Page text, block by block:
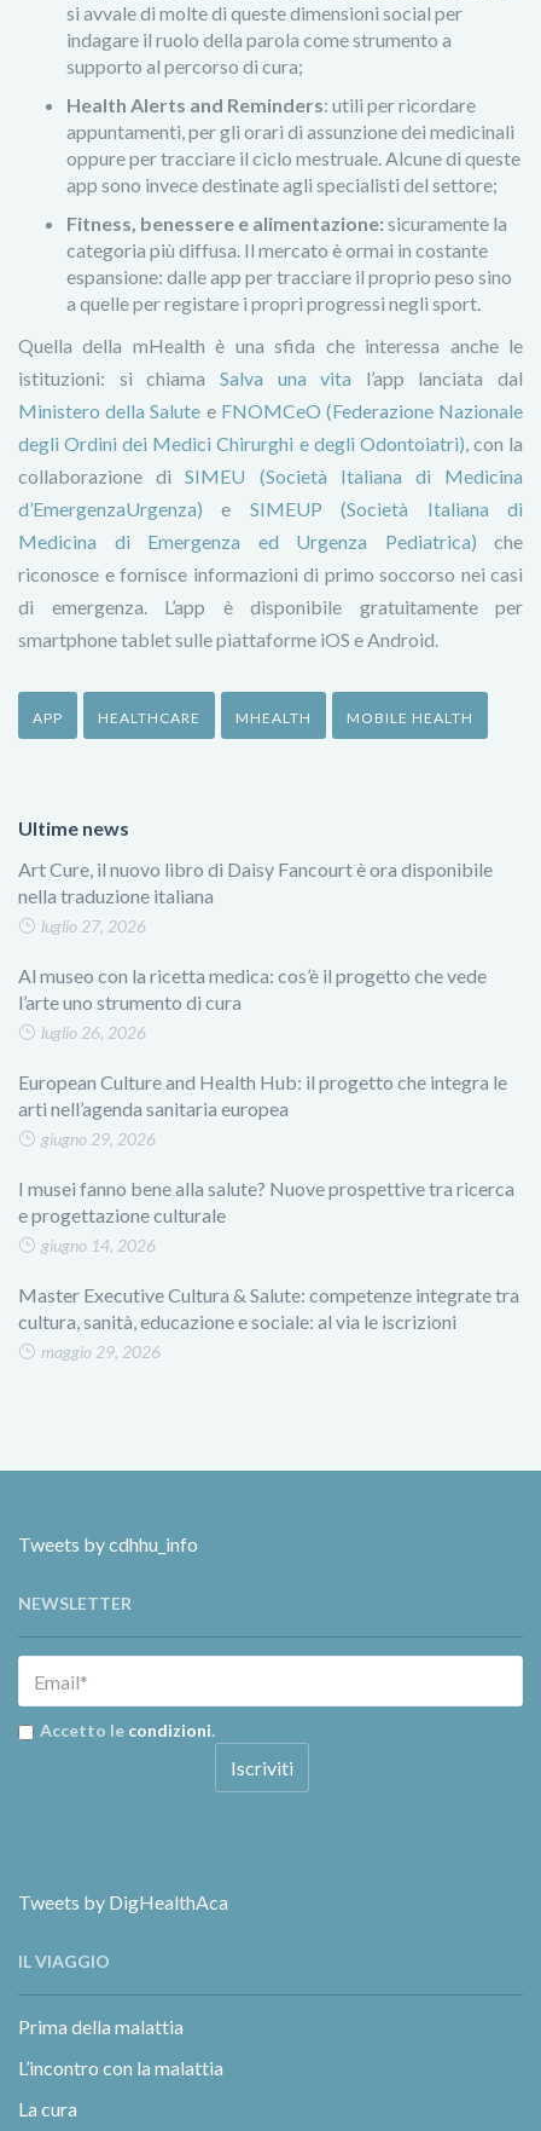
si avvale di molte di queste dimensioni social per
indagare il ruolo della parola come strumento a
supporto al percorso di cura;
Health Alerts and Reminders: utili per ricordare
appuntamenti, per gli orari di assunzione dei medicinali
oppure per tracciare il ciclo mestruale. Alcune di queste
app sono invece destinate agli specialisti del settore;
Fitness, benessere e alimentazione: sicuramente la
categoria più diffusa. Il mercato è ormai in costante
espansione: dalle app per tracciare il proprio peso sino
a quelle per registare i propri progressi negli sport.
Quella della mHealth è una sfida che interessa anche le
istituzioni: si chiama Salva una vita l’app lanciata dal
Ministero della Salute e FNOMCeO (Federazione Nazionale
degli Ordini dei Medici Chirurghi e degli Odontoiatri), con la
collaborazione diSIMEU (Società Italiana di Medicina
d’Emergenza­Urgenza) e SIMEUP (Società Italiana di
Medicina di Emergenza ed Urgenza Pediatrica) che
riconosce e fornisce informazioni di primo soccorso nei casi
di emergenza. L’app è disponibile gratuitamente per
smartphone tablet sulle piattaforme iOS e Android.
APP HEALTHCARE MHEALTH MOBILE HEALTH
Ultime news
Art Cure, il nuovo libro di Daisy Fancourt è ora disponibile
nella traduzione italiana
luglio 27, 2026
Al museo con la ricetta medica: cos’è il progetto che vede
l’arte uno strumento di cura
luglio 26, 2026
European Culture and Health Hub: il progetto che integra le
arti nell’agenda sanitaria europea
giugno 29, 2026
I musei fanno bene alla salute? Nuove prospettive tra ricerca
e progettazione culturale
giugno 14, 2026
Master Executive Cultura & Salute: competenze integrate tra
cultura, sanità, educazione e sociale: al via le iscrizioni
maggio 29, 2026
Tweets by cdhhu_info
NEWSLETTER
Accetto le condizioni.
Tweets by DigHealthAca
IL VIAGGIO
Prima della malattia
L’incontro con la malattia
La cura